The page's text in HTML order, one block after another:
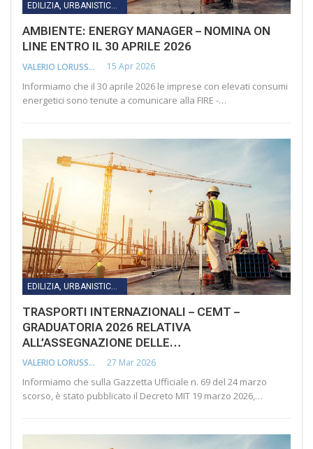
EDILIZIA, URBANISTICA, LAVORI PUBBLICI, INFRASTRUTTURE E TRASPORTI
AMBIENTE: ENERGY MANAGER – NOMINA ON
LINE ENTRO IL 30 APRILE 2026
VALERIO LORUSSO 15 Apr 2026
Informiamo che il 30 aprile 2026 le imprese con elevati consumi
energetici sono tenute a comunicare alla FIRE -…
TRASPORTI INTERNAZIONALI – CEMT –
GRADUATORIA 2026 RELATIVA
ALL’ASSEGNAZIONE DELLE…
VALERIO LORUSSO 27 Mar 2026
Informiamo che sulla Gazzetta Ufficiale n. 69 del 24 marzo
scorso, è stato pubblicato il Decreto MIT 19 marzo 2026,…